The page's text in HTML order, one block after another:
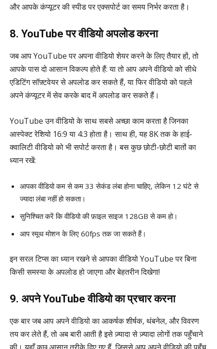
और आपके कंप्यूटर की स्पीड पर एक्सपोर्ट का समय निर्भर करता है।
8. YouTube पर वीडियो अपलोड करना
जब आप YouTube पर अपना वीडियो शेयर करने के लिए तैयार हों, तो
आपके पास दो आसान विकल्प होते हैं: या तो आप अपने वीडियो को सीधे
एडिटिंग सॉफ़्टवेयर से अपलोड कर सकते हैं, या फिर वीडियो को पहले
अपने कंप्यूटर में सेव करके बाद में अपलोड कर सकते हैं।
YouTube उन वीडियो के साथ सबसे अच्छा काम करता है जिनका
आस्पेक्ट रेशियो 16:9 या 4:3 होता है। साथ ही, यह 8K तक के हाई-
क्वालिटी वीडियो को भी सपोर्ट करता है। बस कुछ छोटी-छोटी बातों का
ध्यान रखें:
आपका वीडियो कम से कम 33 सेकंड लंबा होना चाहिए, लेकिन 12 घंटे से
ज्यादा लंबा नहीं हो सकता।
सुनिश्चित करें कि वीडियो की फ़ाइल साइज 128GB से कम हो।
आप स्मूथ मोशन के लिए 60fps तक जा सकते हैं।
इन सरल टिप्स का ध्यान रखने से आपका वीडियो YouTube पर बिना
किसी समस्या के अपलोड हो जाएगा और बेहतरीन दिखेगा!
9. अपने YouTube वीडियो का प्रचार करना
एक बार जब आप अपने वीडियो का आकर्षक शीर्षक, थंबनेल, और विवरण
तय कर लेते हैं, तो अब बारी आती है इसे ज़्यादा से ज़्यादा लोगों तक पहुँचाने